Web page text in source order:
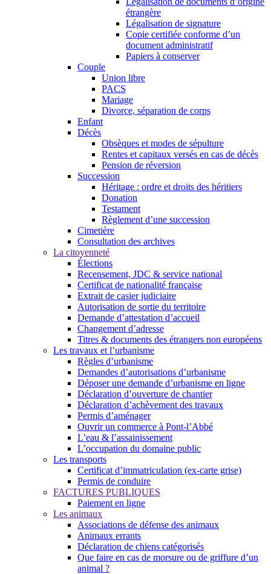
étrangère
Légalisation de signature
Copie certifiée conforme d’un
document administratif
Papiers à conserver
Couple
Union libre
PACS
Mariage
Divorce, séparation de corps
Enfant
Décès
Obsèques et modes de sépulture
Rentes et capitaux versés en cas de décès
Pension de réversion
Succession
Héritage : ordre et droits des héritiers
Donation
Testament
Règlement d’une succession
Cimetière
Consultation des archives
La citoyenneté
Élections
Recensement, JDC & service national
Certificat de nationalité française
Extrait de casier judiciaire
Autorisation de sortie du territoire
Demande d’attestation d’accueil
Changement d’adresse
Titres & documents des étrangers non européens
Les travaux et l’urbanisme
Règles d’urbanisme
Demandes d’autorisations d’urbanisme
Déposer une demande d’urbanisme en ligne
Déclaration d’ouverture de chantier
Déclaration d’achèvement des travaux
Permis d’aménager
Ouvrir un commerce à Pont-l’Abbé
L’eau & l’assainissement
L’occupation du domaine public
Les transports
Certificat d’immatriculation (ex-carte grise)
Permis de conduire
FACTURES PUBLIQUES
Paiement en ligne
Les animaux
Associations de défense des animaux
Animaux errants
Déclaration de chiens catégorisés
Que faire en cas de morsure ou de griffure d’un
animal ?